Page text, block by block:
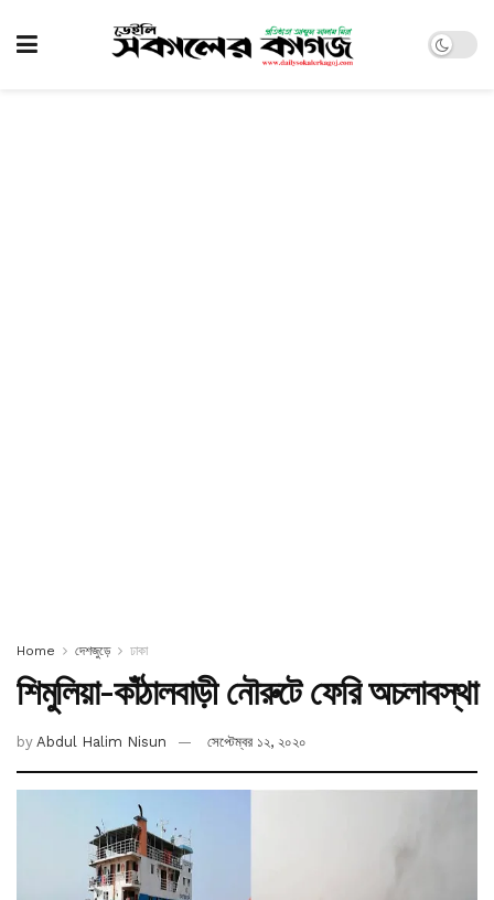
Home দেশজুড়ে ঢাকা
শিমুলিয়া-কাঁঠালবাড়ী নৌরুটে ফেরি অচলাবস্থা
by Abdul Halim Nisun সেপ্টেম্বর ১২, ২০২০